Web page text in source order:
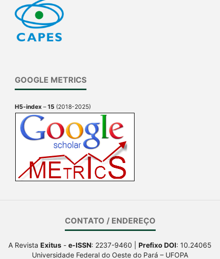
GOOGLE METRICS
H5-index – 15 (2018-2025)
CONTATO / ENDEREÇO
A Revista Exitus - e-ISSN: 2237-9460 | Prefixo DOI: 10.24065
Universidade Federal do Oeste do Pará – UFOPA